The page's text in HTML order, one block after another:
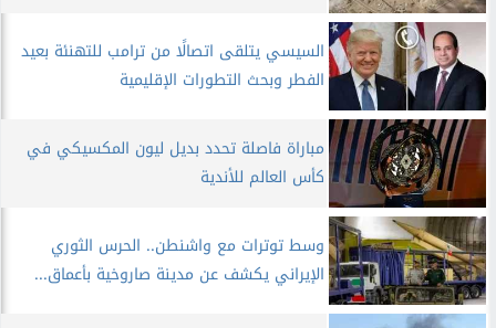
السيسي يتلقى اتصالًا من ترامب للتهنئة بعيد
الفطر وبحث التطورات الإقليمية
مباراة فاصلة تحدد بديل ليون المكسيكي في
كأس العالم للأندية
وسط توترات مع واشنطن.. الحرس الثوري
الإيراني يكشف عن مدينة صاروخية بأعماق...